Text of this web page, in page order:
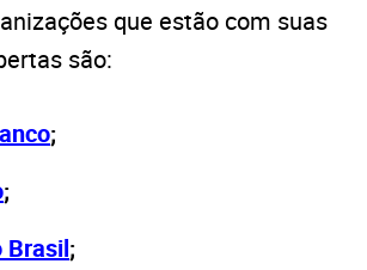
que estão com suas
são:
;
;
Brasil;